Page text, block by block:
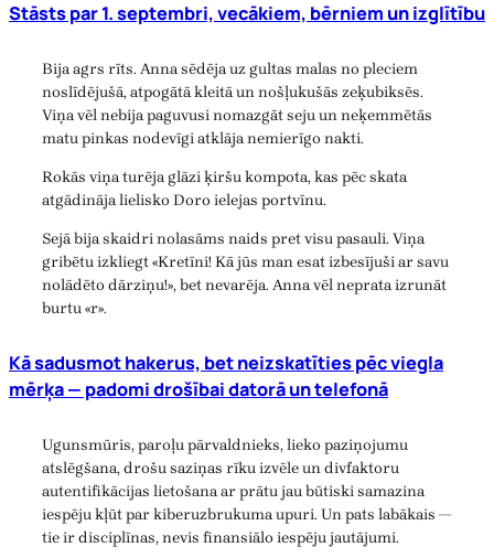
Stāsts par 1. septembri, vecākiem, bērniem un izglītību
Bija agrs rīts. Anna sēdēja uz gultas malas no pleciem
noslīdējušā, atpogātā kleitā un nošļukušās zeķubiksēs.
Viņa vēl nebija paguvusi nomazgāt seju un neķemmētās
matu pinkas nodevīgi atklāja nemierīgo nakti.
Rokās viņa turēja glāzi ķiršu kompota, kas pēc skata
atgādināja lielisko Doro ielejas portvīnu.
Sejā bija skaidri nolasāms naids pret visu pasauli. Viņa
gribētu izkliegt «Kretīni! Kā jūs man esat izbesījuši ar savu
nolādēto dārziņu!», bet nevarēja. Anna vēl neprata izrunāt
burtu «r».
Kā sadusmot hakerus, bet neizskatīties pēc viegla
mērķa — padomi drošībai datorā un telefonā
Ugunsmūris, paroļu pārvaldnieks, lieko paziņojumu
atslēgšana, drošu saziņas rīku izvēle un divfaktoru
autentifikācijas lietošana ar prātu jau būtiski samazina
iespēju kļūt par kiberuzbrukuma upuri. Un pats labākais —
tie ir disciplīnas, nevis finansiālo iespēju jautājumi.